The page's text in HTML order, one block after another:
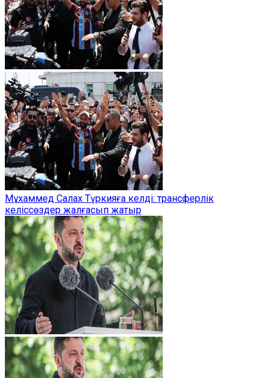
Мұхаммед Салах Түркияға келді: трансферлік
келіссөздер жалғасып жатыр